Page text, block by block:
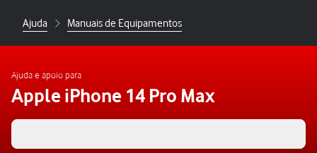
Ajuda Manuais de Equipamentos
Ajuda e apoio para
Apple iPhone 14 Pro Max